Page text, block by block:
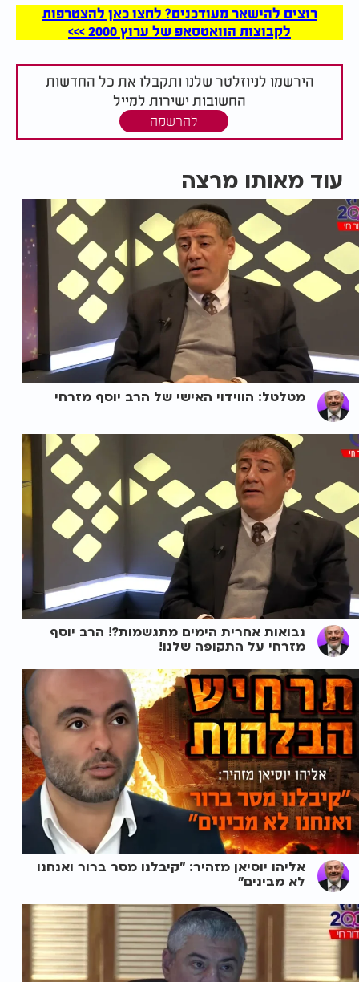
רוצים להישאר מעודכנים? לחצו כאן להצטרפות
לקבוצות הוואטסאפ של ערוץ 2000 >>>
הירשמו לניוזלטר שלנו ותקבלו את כל החדשות
החשובות ישירות למייל
להרשמה
עוד מאותו מרצה
מטלטל: הווידוי האישי של הרב יוסף מזרחי
נבואות אחרית הימים מתגשמות?! הרב יוסף
מזרחי על התקופה שלנו!
אליהו יוסיאן מזהיר: "קיבלנו מסר ברור ואנחנו
לא מבינים"